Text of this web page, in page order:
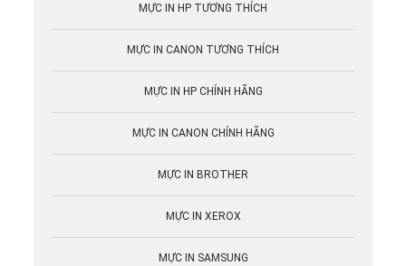
MỰC IN HP TƯƠNG THÍCH
MỰC IN CANON TƯƠNG THÍCH
MỰC IN HP CHÍNH HÃNG
MỰC IN CANON CHÍNH HÃNG
MỰC IN BROTHER
MỰC IN XEROX
MỰC IN SAMSUNG